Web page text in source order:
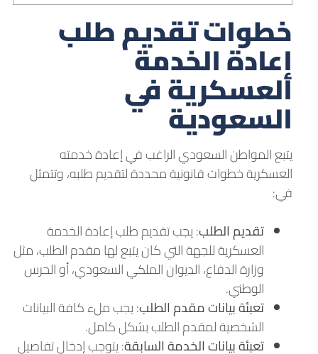
خطوات تقديم طلب
إعادة الخدمة
العسكرية في
السعودية
يتبع المواطن السعودي الراغب في إعادة خدمته
العسكرية خطوات قانونية محددة لتقديم طلبه، وتتمثل
في:
تقديم الطلب: يجب تقديم طلب إعادة الخدمة
العسكرية للجهة التي كان يتبع لها مقدم الطلب، مثل
وزارة الدفاع، الديوان الملكي السعودي، أو الحرس
الوطني.
تعبئة بيانات مقدم الطلب: يجب ملء كافة البيانات
الشخصية لمقدم الطلب بشكل كامل.
تعبئة بيانات الخدمة السابقة: يتوجب إدخال تفاصيل